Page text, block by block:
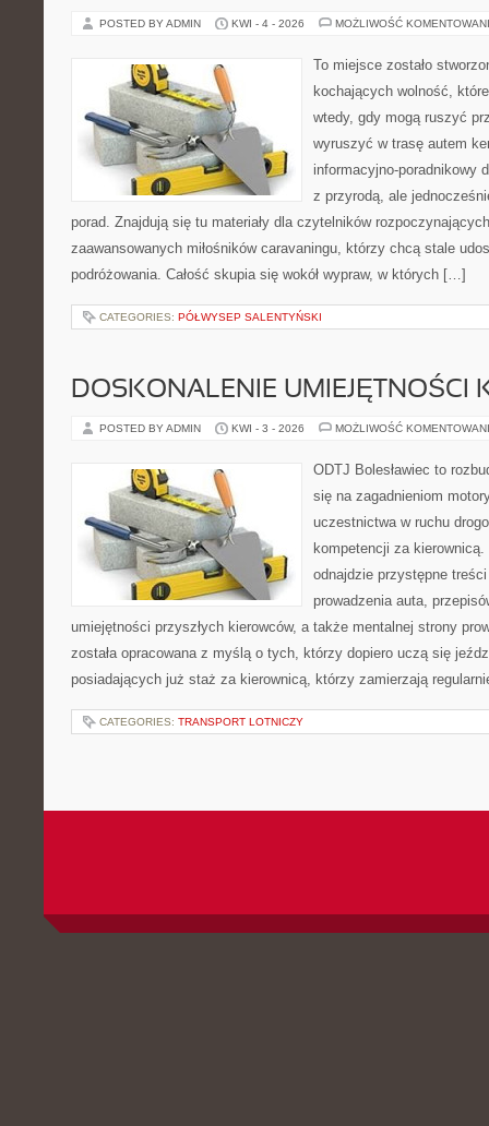
POSTED BY ADMIN KWI - 4 - 2026 MOŻLIWOŚĆ
To miejsce zostało
kochających wolność,
wtedy, gdy mogą ruszyć
wyruszyć w trasę autem
informacyjno-poradnikowy
z przyrodą, ale
porad. Znajdują się tu materiały dla czytelników
zaawansowanych miłośników caravaningu, którzy chcą stale
podróżowania. Całość skupia się wokół wypraw, w których […]
CATEGORIES: PÓŁWYSEP SALENTYŃSKI
DOSKONALENIE UMIEJĘTNOŚCI
POSTED BY ADMIN KWI - 3 - 2026 MOŻLIWOŚĆ
ODTJ Bolesławiec to
się na zagadnieniom
uczestnictwa w ruchu
kompetencji za
odnajdzie przystępne
prowadzenia auta,
umiejętności przyszłych kierowców, a także mentalnej strony
została opracowana z myślą o tych, którzy dopiero uczą się
posiadających już staż za kierownicą, którzy zamierzają
CATEGORIES: TRANSPORT LOTNICZY